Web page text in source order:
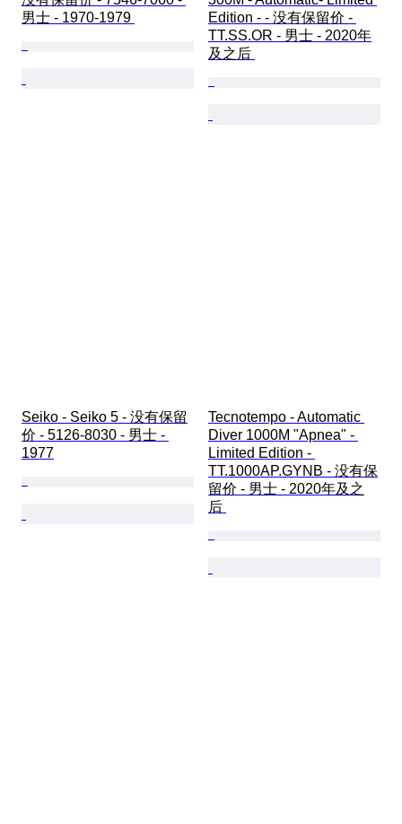
男士 - 1970-1979
Edition - - 没有保留价 -
TT.SS.OR - 男士 - 2020年
及之后
Seiko - Seiko 5 - 没有保留
价 - 5126-8030 - 男士 -
1977
Tecnotempo - Automatic
Diver 1000M "Apnea" -
Limited Edition -
TT.1000AP.GYNB - 没有保
留价 - 男士 - 2020年及之
后